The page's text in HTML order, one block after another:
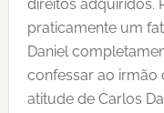
direitos adquiridos.
praticamente um
Daniel
confessar ao irmão
atitude de Carlos